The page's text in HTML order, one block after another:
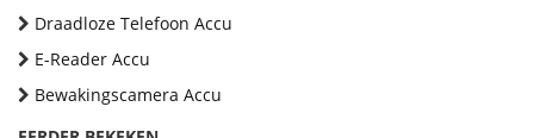
Draadloze Telefoon Accu
E-Reader Accu
Bewakingscamera Accu